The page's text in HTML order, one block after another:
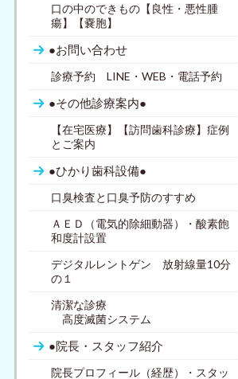
口の中のできもの【良性・悪性腫
瘍】【嚢胞】
●お問い合わせ
診療予約 LINE・WEB・電話予約
●その他診療案内●
【在宅医療】【訪問歯科診療】症例
とご案内
●ひかり歯科設備●
口臭検査と口臭予防のすすめ
ＡＥＤ（電気的除細動器）・酸素飽
和度計設置
デジタルレントゲン 放射線量10分
の１
清潔な診療
高度滅菌システム
●院長・スタッフ紹介
院長プロフィール（経歴）・スタッ